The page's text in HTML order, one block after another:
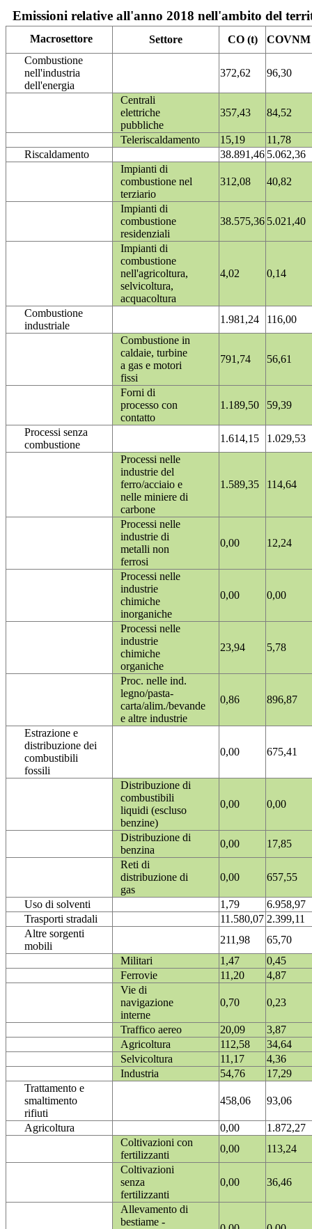
Emissioni relative all'anno 2018 nell'ambito del
Macrosettore Settore CO (t)
COVNM
Combustione
nell'industria
dell'energia
372,62 96,30
Centrali
elettriche
pubbliche
357,43 84,52
Teleriscaldamento 15,19
11,78
Riscaldamento
38.891,46 5.062,36
Impianti di
combustione nel
terziario
312,08 40,82
Impianti di
combustione
residenziali
38.575,36 5.021,40
Impianti di
combustione
nell'agricoltura,
selvicoltura,
acquacoltura
4,02 0,14
Combustione
industriale
1.981,24
116,00
Combustione in
caldaie, turbine
a gas e motori
fissi
791,74 56,61
Forni di
processo con
contatto
1.189,50 59,39
Processi senza
combustione
1.614,15
1.029,53
Processi nelle
industrie del
ferro/acciaio e
nelle miniere di
carbone
1.589,35 114,64
Processi nelle
industrie di
metalli non
ferrosi
0,00 12,24
Processi nelle
industrie
chimiche
inorganiche
0,00 0,00
Processi nelle
industrie
chimiche
organiche
23,94 5,78
Proc. nelle ind.
legno/pasta-
carta/alim./bevande
e altre industrie
0,86 896,87
Estrazione e
distribuzione dei
combustibili
fossili
0,00 675,41
Distribuzione di
combustibili
liquidi (escluso
benzine)
0,00 0,00
Distribuzione di
benzina
0,00
17,85
Reti di
distribuzione di
gas
0,00 657,55
Uso di solventi 1,79
6.958,97
Trasporti stradali
11.580,07 2.399,11
Altre sorgenti
mobili
211,98
65,70
Militari
1,47
0,45
Ferrovie
11,20
4,87
Vie di
navigazione
interne
0,70 0,23
Traffico aereo 20,09
3,87
Agricoltura
112,58
34,64
Selvicoltura
11,17
4,36
Industria
54,76
17,29
Trattamento e
smaltimento
rifiuti
458,06 93,06
Agricoltura 0,00
1.872,27
Coltivazioni con
fertilizzanti
0,00
113,24
Coltivazioni
senza
fertilizzanti
0,00 36,46
Allevamento di
bestiame -